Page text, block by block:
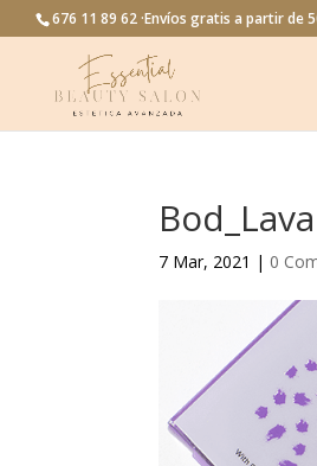
676 11 89 62 ·Envíos gratis a partir de
7 Mar, 2021 | 0